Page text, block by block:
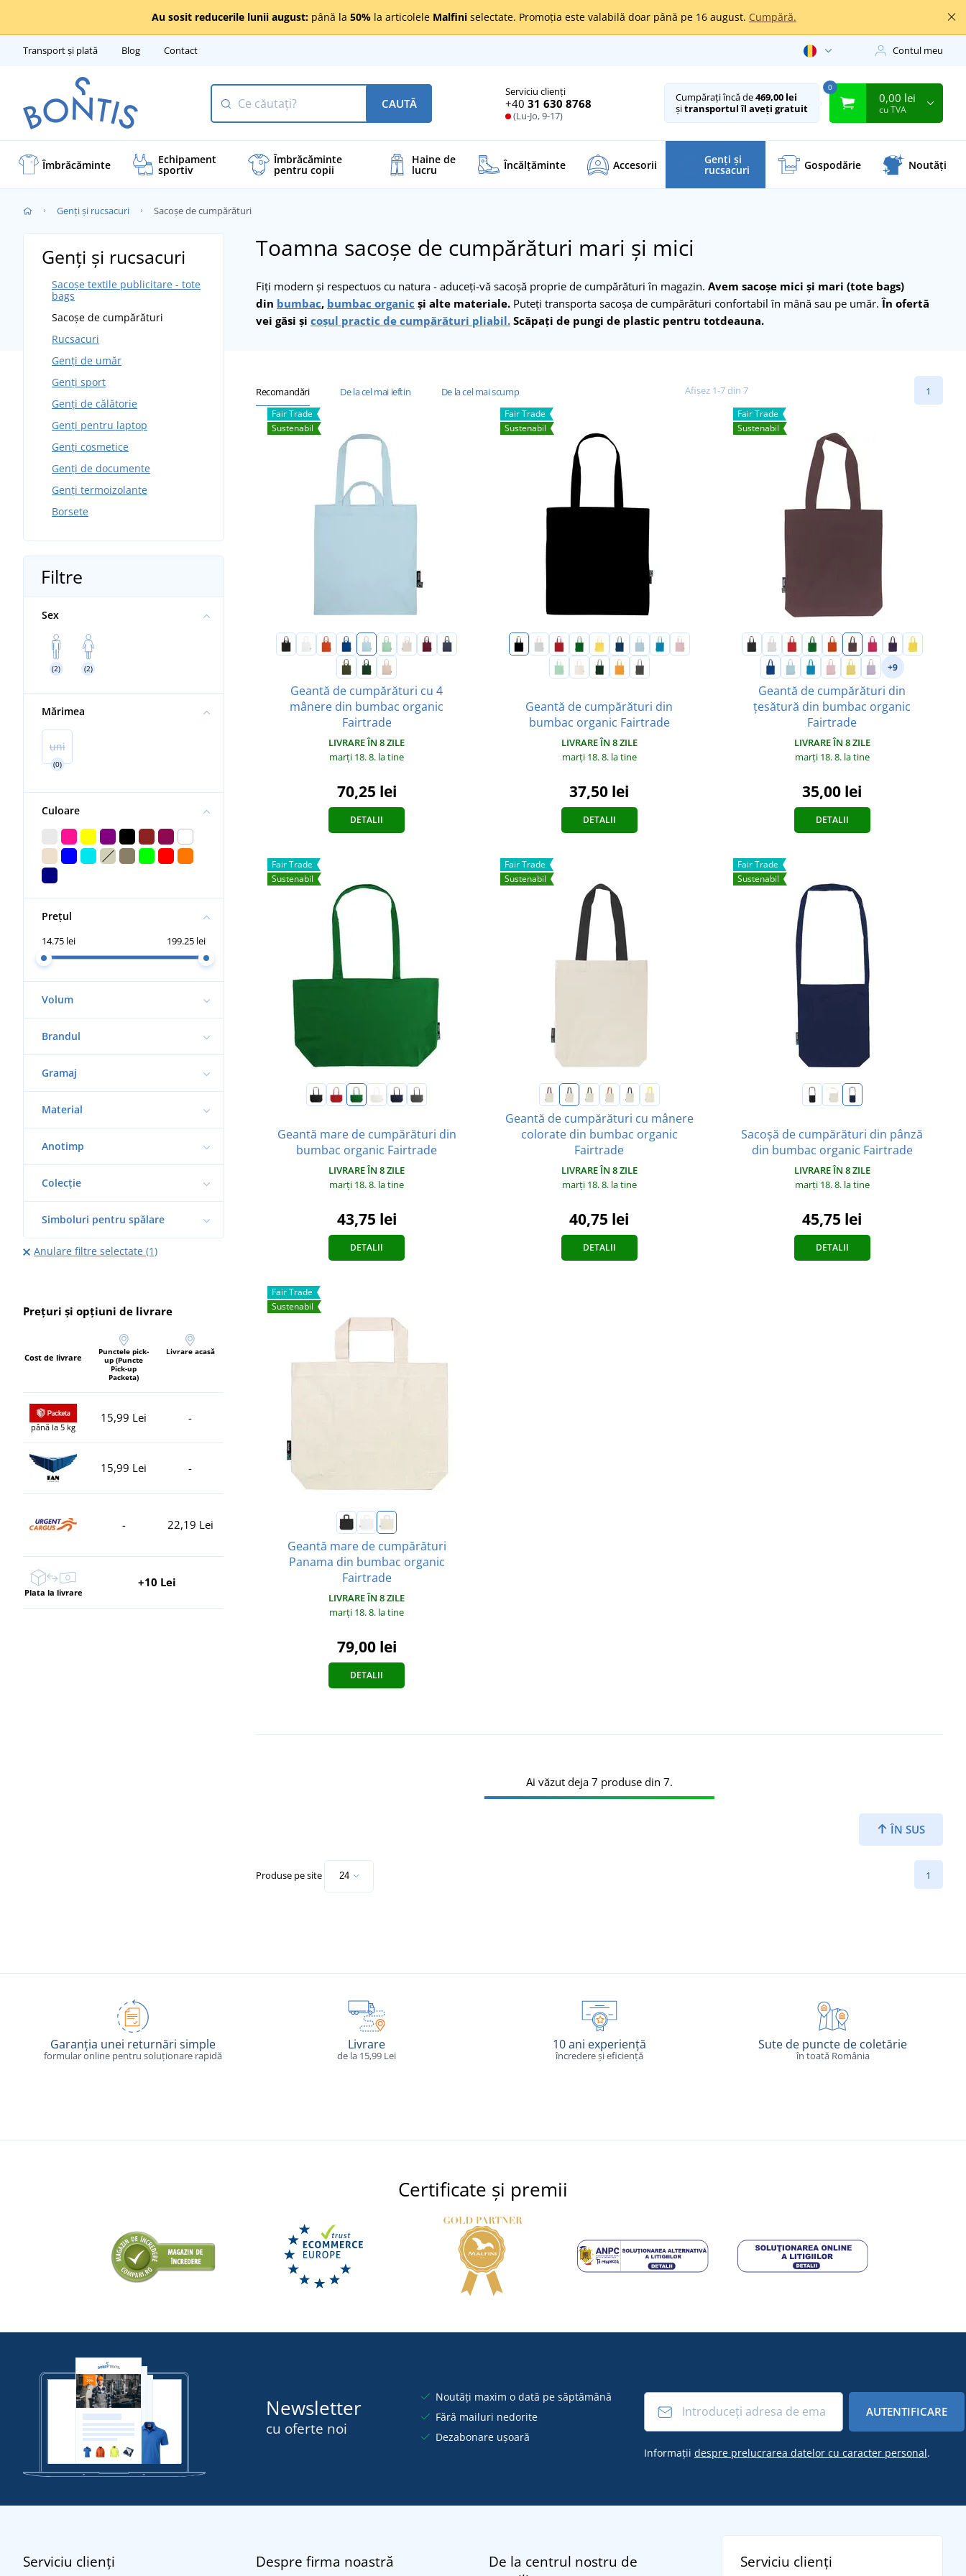
Au sosit reducerile lunii august: până la 50% la articolele Malfini selectate. Promoția este valabilă doar până pe 16 august. Cumpără.
Transport și plată Blog Contact Contul meu
Serviciu clienți
+40 31 630 8768
(Lu-Jo, 9-17)
CAUTĂ Cumpărați încă de469,00 lei
șitransportul îl aveți gratuit
0
0,00 lei
cu TVA
Îmbrăcăminte Echipament
sportiv
Îmbrăcăminte
pentru copii
Haine de
lucru Încălţăminte Accesorii Genți și
rucsacuri Gospodărie Noutăți
Genți și rucsacuri Sacoșe de cumpărături
Toamna sacoșe de cumpărături mari și mici
Fiți modern și respectuos cu natura - aduceți-vă sacoșă proprie de cumpărături în magazin. Avem sacoșe mici și mari (tote bags)
din bumbac, bumbac organic și alte materiale. Puteți transporta sacoșa de cumpărături confortabil în mână sau pe umăr.În ofertă
vei găsi și coșul practic de cumpărături pliabil. Scăpați de pungi de plastic pentru totdeauna.
Genți și rucsacuri
Sacoșe textile publicitare - tote
bags
Sacoșe de cumpărături
Rucsacuri
Genți de umăr
Genți sport
Genți de călătorie
Genți pentru laptop
Genți cosmetice
Genți de documente
Genți termoizolante
Borsete
Filtre
Sex
(2) (2)
Mărimea
uni
(0)
Culoare
Prețul
14.75 lei 199.25 lei
Volum
Brandul
Gramaj
Material
Anotimp
Colecție
Simboluri pentru spălare
Anulare filtre selectate (1)
Prețuri și opțiuni de livrare
Cost de livrare
Punctele pick-
up (Puncte
Pick-up
Packeta)
Livrare acasă
până la 5 kg
15,99 Lei -
15,99 Lei -
- 22,19 Lei
Plata la livrare
+10 Lei
Recomandări De la cel mai ieftin De la cel mai scump Afișez 1-7 din 7 1
Fair Trade
Sustenabil
Geantă de cumpărături cu 4
mânere din bumbac organic
Fairtrade
LIVRARE ÎN 8 ZILE
marți 18. 8. la tine
70,25 lei
DETALII
Fair Trade
Sustenabil
Geantă de cumpărături din
bumbac organic Fairtrade
LIVRARE ÎN 8 ZILE
marți 18. 8. la tine
37,50 lei
DETALII
Fair Trade
Sustenabil
+9
Geantă de cumpărături din
țesătură din bumbac organic
Fairtrade
LIVRARE ÎN 8 ZILE
marți 18. 8. la tine
35,00 lei
DETALII
Fair Trade
Sustenabil
Geantă mare de cumpărături din
bumbac organic Fairtrade
LIVRARE ÎN 8 ZILE
marți 18. 8. la tine
43,75 lei
DETALII
Fair Trade
Sustenabil
Geantă de cumpărături cu mânere
colorate din bumbac organic
Fairtrade
LIVRARE ÎN 8 ZILE
marți 18. 8. la tine
40,75 lei
DETALII
Fair Trade
Sustenabil
Sacoșă de cumpărături din pânză
din bumbac organic Fairtrade
LIVRARE ÎN 8 ZILE
marți 18. 8. la tine
45,75 lei
DETALII
Fair Trade
Sustenabil
Geantă mare de cumpărături
Panama din bumbac organic
Fairtrade
LIVRARE ÎN 8 ZILE
marți 18. 8. la tine
79,00 lei
DETALII
ÎN SUS
Ai văzut deja 7 produse din 7.
Produse pe site 1
Garanția unei returnări simple
formular online pentru soluționare rapidă
Livrare
de la 15,99 Lei
10 ani experiență
încredere și eficiență
Sute de puncte de coletărie
în toată România
Certificate și premii
Newsletter
cu oferte noi
Noutăți maxim o dată pe săptămână
Fără mailuri nedorite
Dezabonare ușoară
AUTENTIFICARE
Informații despre prelucrarea datelor cu caracter personal.
Serviciu clienți Despre firma noastră
De la centrul nostru de
Serviciu clienți